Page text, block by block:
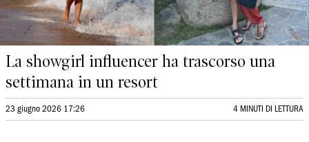
La showgirl influencer ha trascorso una
settimana in un resort
23 giugno 2026 17:26 4 MINUTI DI LETTURA